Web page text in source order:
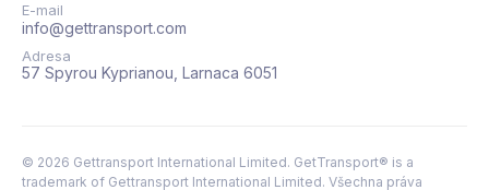
E-mail
info@gettransport.com
Adresa
57 Spyrou Kyprianou, Larnaca 6051
© 2026 Gettransport International Limited. GetTransport® is a
trademark of Gettransport International Limited. Všechna práva